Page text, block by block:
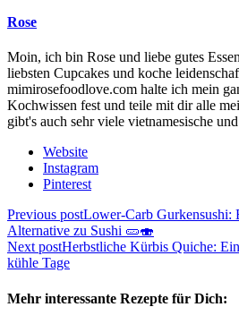
Rose
Moin, ich bin Rose und liebe gutes
liebsten Cupcakes und koche
mimirosefoodlove.com halte ich mein
Kochwissen fest und teile mit dir alle
gibt's auch sehr viele vietnamesische
Website
Instagram
Pinterest
Beitragsnavigation
Previous postLower-Carb Gurkensushi:
Alternative zu Sushi 🥒🍣
Next postHerbstliche Kürbis Quiche:
kühle Tage
Mehr interessante Rezepte für Dich: